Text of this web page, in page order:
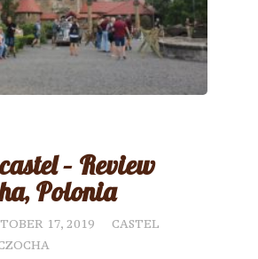
– Review
Polonia
17, 2019
CASTEL